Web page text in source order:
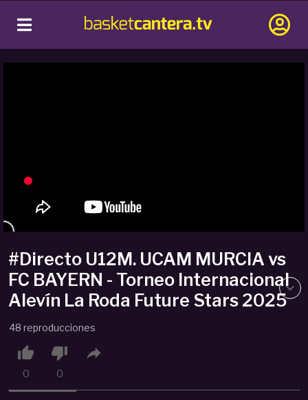
#Directo U12M. UCAM MURCIA vs
FC BAYERN - Torneo Internacional
Alevín La Roda Future Stars 2025
48 reproducciones

0

0
